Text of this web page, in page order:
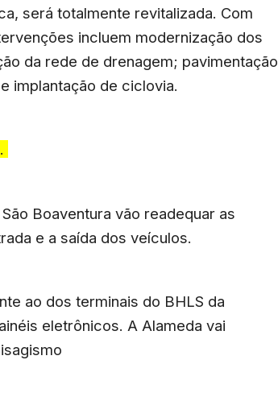
será totalmente revitalizada. Com
incluem modernização dos
da rede de drenagem; pavimentação
implantação de ciclovia.
Boaventura vão readequar as
e a saída dos veículos.
ao dos terminais do BHLS da
eletrônicos. A Alameda vai